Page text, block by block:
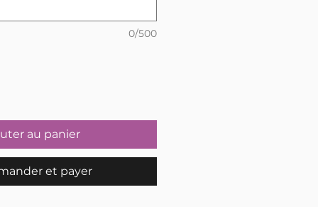
0/500
au panier
et payer